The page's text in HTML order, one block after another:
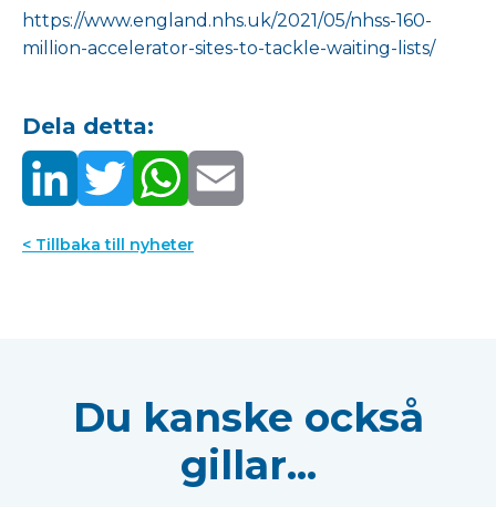
https://www.england.nhs.uk/2021/05/nhss-160-
million-accelerator-sites-to-tackle-waiting-lists/
Dela detta:
< Tillbaka till nyheter
Du kanske också
gillar...